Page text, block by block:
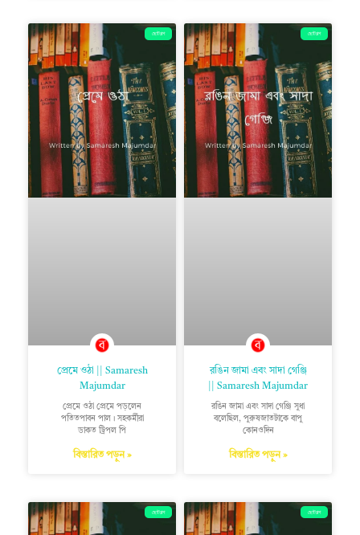
ছোটগল্প
প্রেমে ওঠা || Samaresh
Majumdar
প্রেমে ওঠা প্রেমে পড়লেন
পতিতপাবন পাল। সহকর্মীরা
ডাকত ট্রিপল পি
বিস্তারিত পড়ুন »
ছোটগল্প
রঙিন জামা এবং সাদা গেঞ্জি
|| Samaresh Majumdar
রঙিন জামা এবং সাদা গেঞ্জি সুধা
বলেছিল, পুরুষজাতটাকে বাপু
কোনওদিন
বিস্তারিত পড়ুন »
ছোটগল্প ছোটগল্প